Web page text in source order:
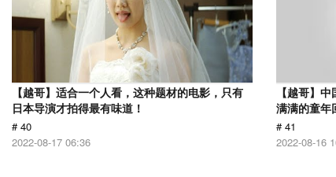
【越哥】适合一个人看，这种题材的电影，只有
日本导演才拍得最有味道！
# 40
2022-08-17 06:36
【越哥】
满满的童年
# 41
2022-08-16